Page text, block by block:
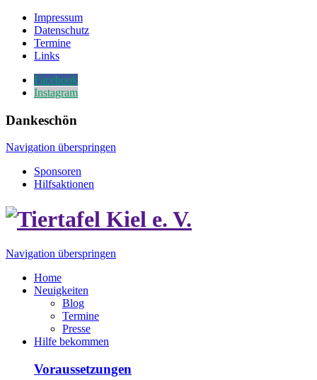
Impressum
Datenschutz
Termine
Links
Facebook
Instagram
Dankeschön
Navigation überspringen
Sponsoren
Hilfsaktionen
Navigation überspringen
Home
Neuigkeiten
Blog
Termine
Presse
Hilfe bekommen
Voraussetzungen